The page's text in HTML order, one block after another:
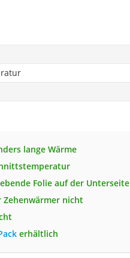
lange Wärme
Folie auf der Unterseite
nicht
erhältlich